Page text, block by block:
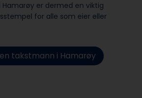
er dermed en viktig
for alle som eier eller
takstmann i Hamarøy